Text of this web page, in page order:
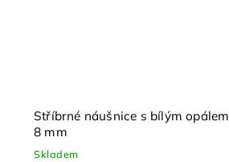
Stříbrné náušnice s bílým opálem
8 mm
Skladem